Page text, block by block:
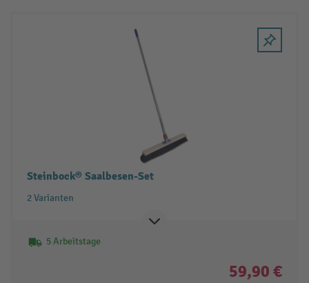
Steinbock® Saalbesen-Set
2 Varianten
5 Arbeitstage
59,90 €